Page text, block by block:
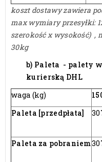
koszt dostawy zawiera
max wymiary przesyłki:
szerokość x wysokość) ,
30kg
b) Paleta - palety
kurierską DHL
waga (kg)
Paleta [przedpłata]
Paleta za pobraniem